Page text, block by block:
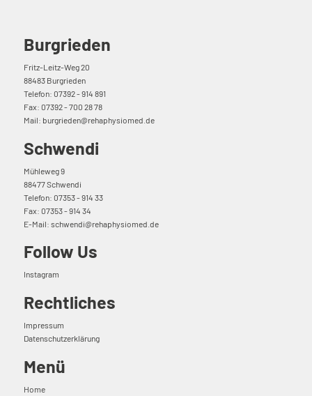
Burgrieden
Fritz-Leitz-Weg 20
88483 Burgrieden
Telefon: 07392 - 914 891
Fax: 07392 - 700 28 78
Mail: burgrieden@rehaphysiomed.de
Schwendi
Mühleweg 9
88477 Schwendi
Telefon: 07353 - 914 33
Fax: 07353 - 914 34
E-Mail:schwendi@rehaphysiomed.de
Follow Us
Instagram
Rechtliches
Impressum
Datenschutzerklärung
Menü
Home